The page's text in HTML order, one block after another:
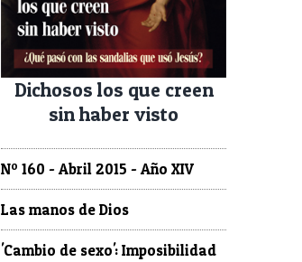
Dichosos los que creen
sin haber visto
Nº 160 - Abril 2015 - Año XIV
Las manos de Dios
'Cambio de sexo': Imposibilidad